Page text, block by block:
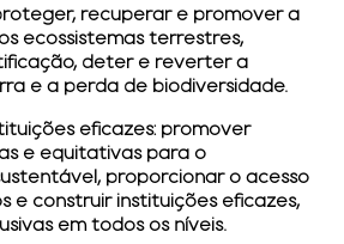
recuperar e promover a
ecossistemas terrestres,
deter e reverter a
e a perda de biodiversidade.
eficazes: promover
e equitativas para o
proporcionar o acesso
e construir instituições eficazes,
em todos os níveis.